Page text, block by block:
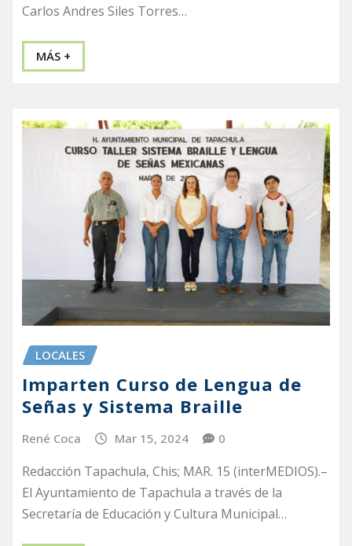
Carlos Andres Siles Torres…
MÁS +
LOCALES
Imparten Curso de Lengua de
Señas y Sistema Braille
René Coca Mar 15, 2024 0
Redacción Tapachula, Chis; MAR. 15 (interMEDIOS).–
El Ayuntamiento de Tapachula a través de la
Secretaría de Educación y Cultura Municipal…